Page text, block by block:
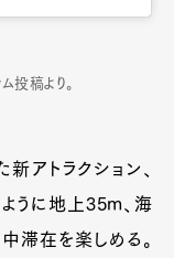
稿より。
アトラクション、
ように地上35m、海
滞在を楽しめる。